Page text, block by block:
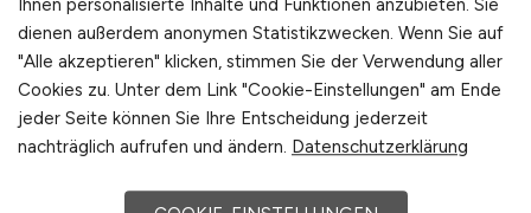
Deutschland
40.425 €/Jahr
Westdeutschland
Ihnen personalisierte Inhalte und Funktionen anzubieten. Sie
dienen außerdem anonymen Statistikzwecken. Wenn Sie auf
"Alle akzeptieren" klicken, stimmen Sie der Verwendung aller
Cookies zu. Unter dem Link "Cookie-Einstellungen" am Ende
jeder Seite können Sie Ihre Entscheidung jederzeit
nachträglich aufrufen und ändern. Datenschutzerklärung